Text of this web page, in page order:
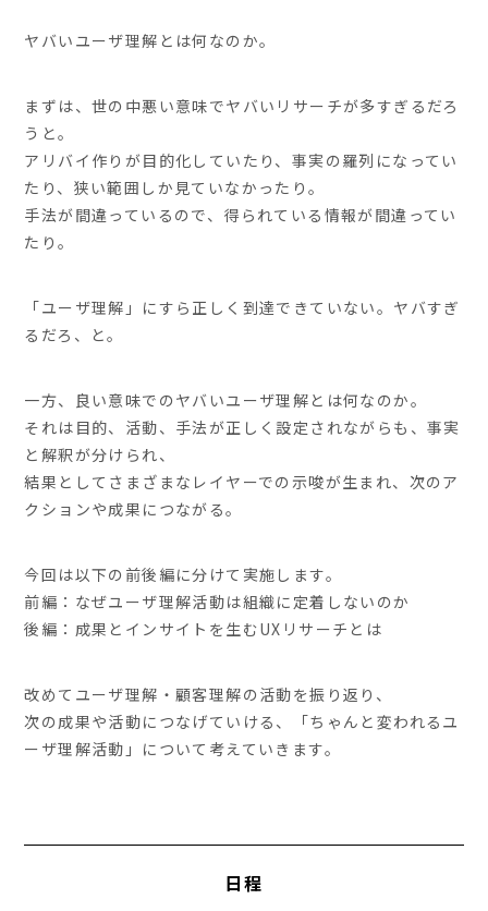
ヤバいユーザ理解とは何なのか。
まずは、世の中悪い意味でヤバいリサーチが多すぎるだろ
うと。
アリバイ作りが目的化していたり、事実の羅列になってい
たり、狭い範囲しか見ていなかったり。
手法が間違っているので、得られている情報が間違ってい
たり。
「ユーザ理解」にすら正しく到達できていない。ヤバすぎ
るだろ、と。
一方、良い意味でのヤバいユーザ理解とは何なのか。
それは目的、活動、手法が正しく設定されながらも、事実
と解釈が分けられ、
結果としてさまざまなレイヤーでの示唆が生まれ、次のア
クションや成果につながる。
今回は以下の前後編に分けて実施します。
前編：なぜユーザ理解活動は組織に定着しないのか
後編：成果とインサイトを生むUXリサーチとは
改めてユーザ理解・顧客理解の活動を振り返り、
次の成果や活動につなげていける、「ちゃんと変われるユ
ーザ理解活動」について考えていきます。
日程